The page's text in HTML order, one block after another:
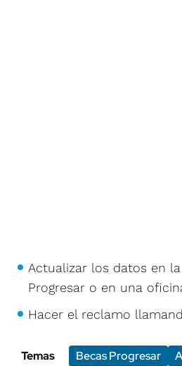
Actualizar los datos en
Progresar o en una
Hacer el reclamo
Temas Becas Progresar